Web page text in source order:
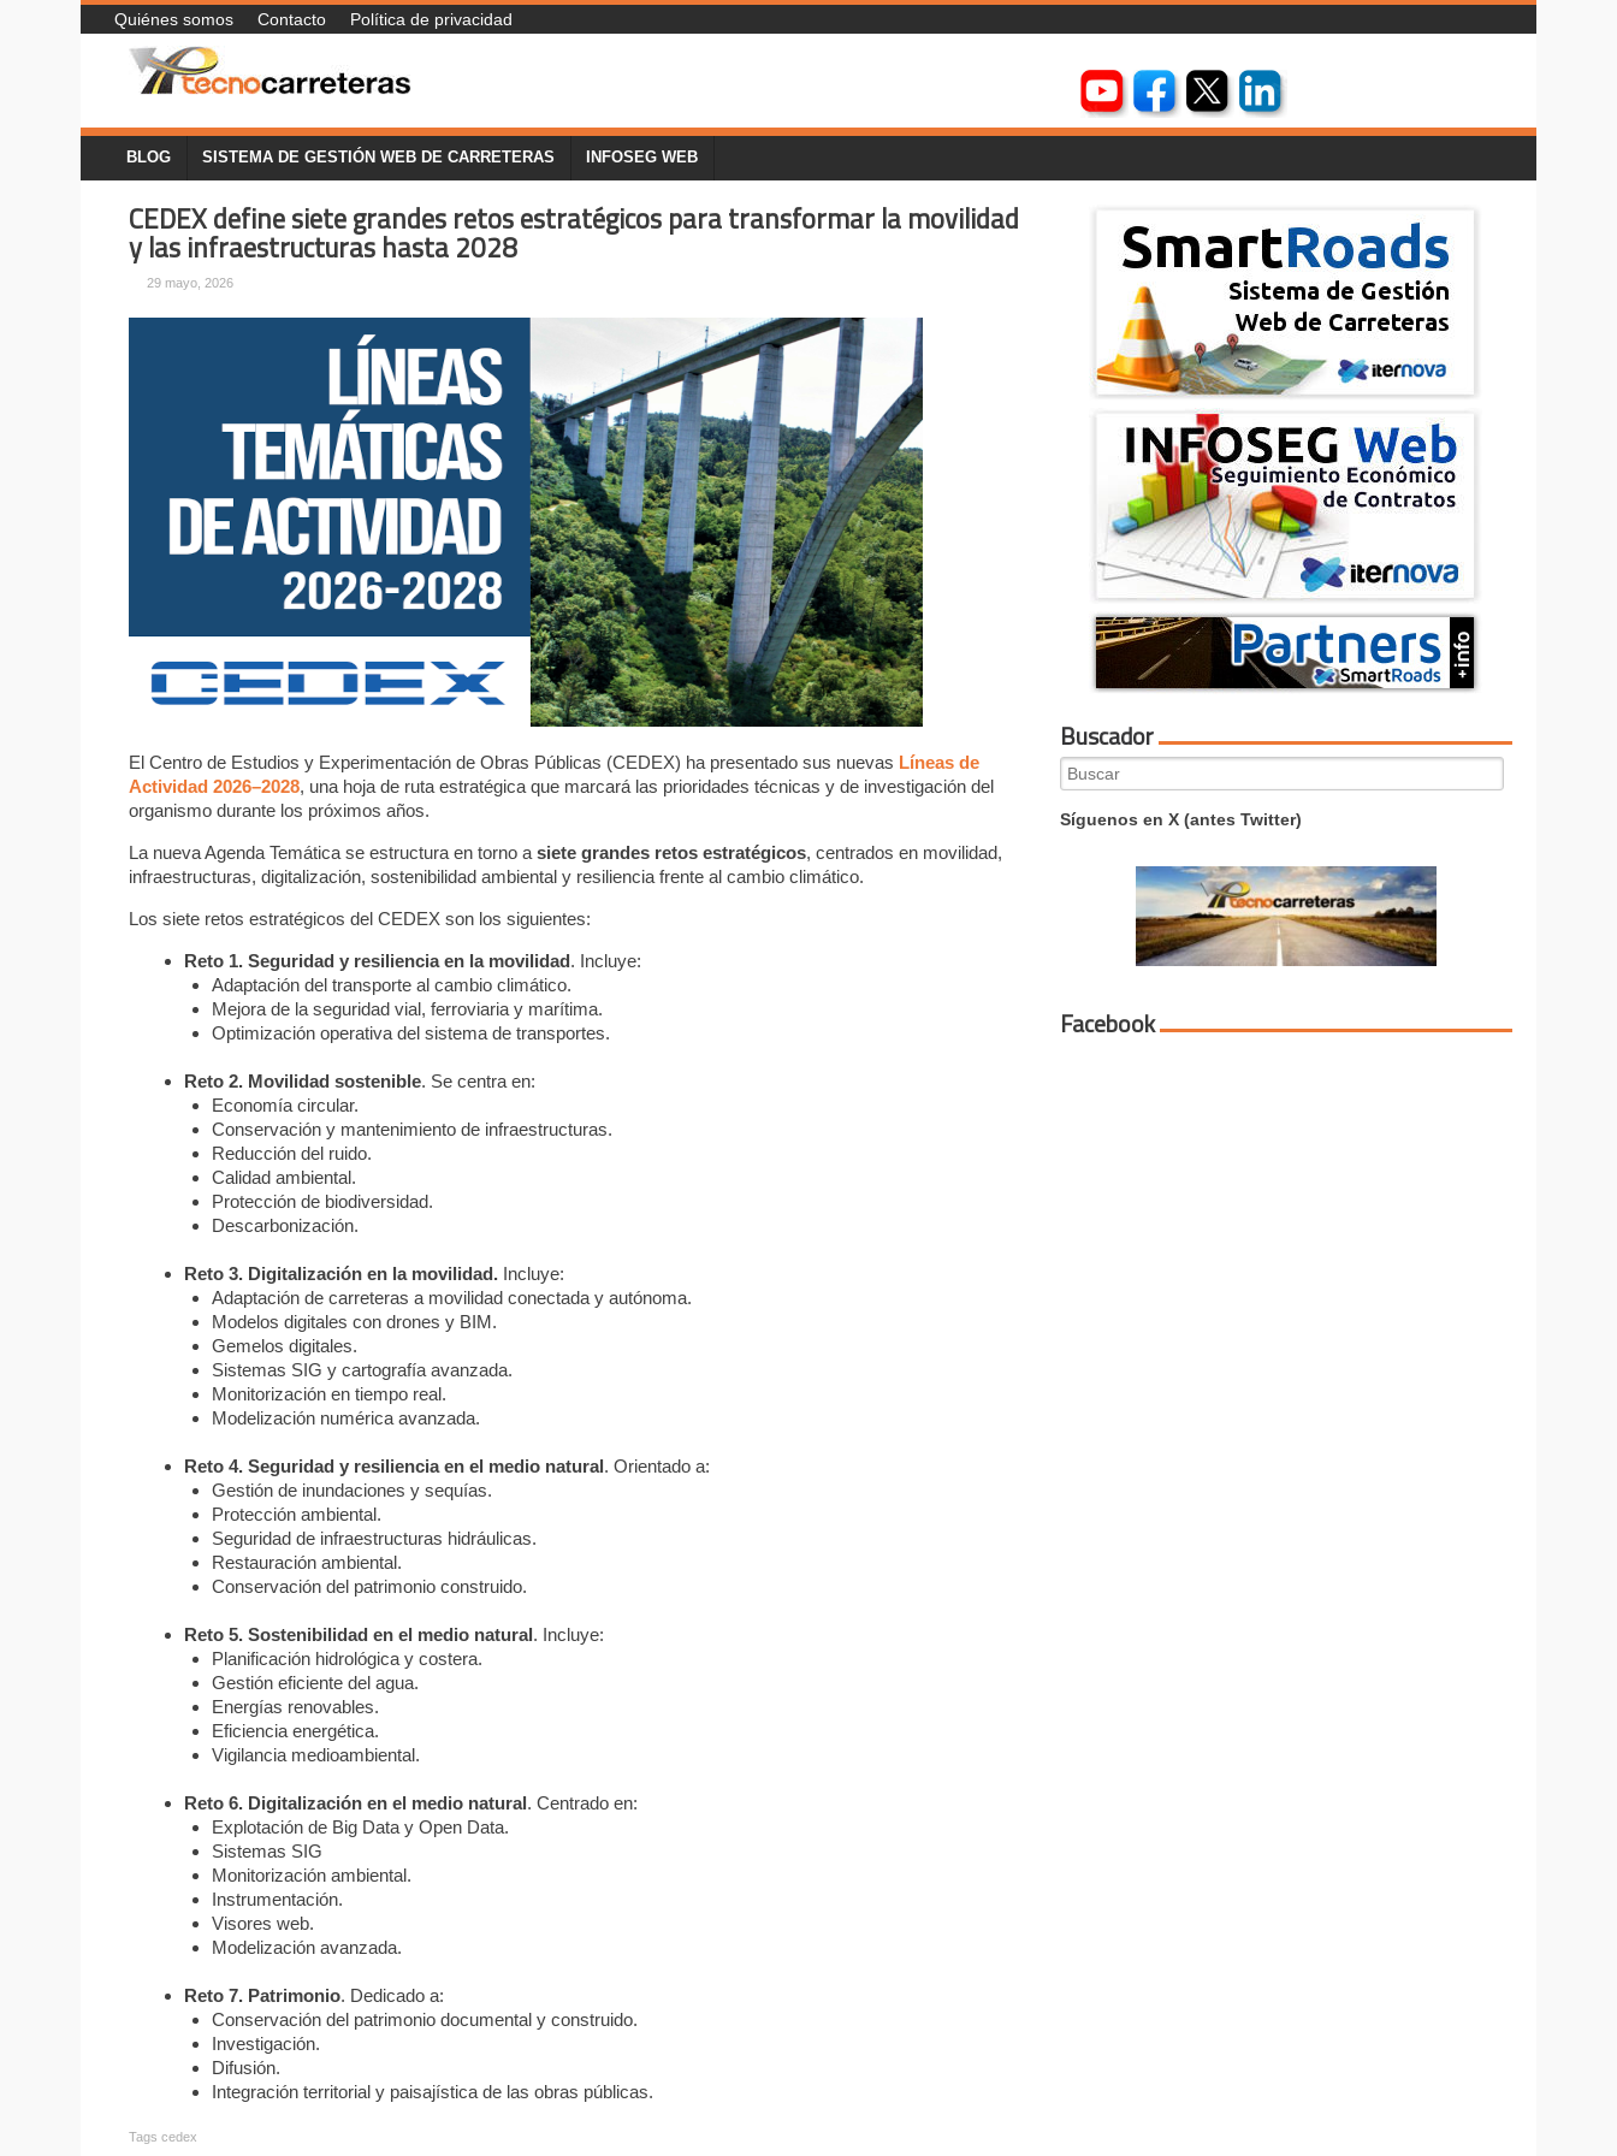
Quiénes somos Contacto Política de privacidad
BLOG SISTEMA DE GESTIÓN WEB DE CARRETERAS INFOSEG WEB
CEDEX define siete grandes retos estratégicos para transformar la movilidad
y las infraestructuras hasta 2028
29 mayo, 2026
El Centro de Estudios y Experimentación de Obras Públicas (CEDEX) ha presentado sus nuevas Líneas de
Actividad 2026–2028, una hoja de ruta estratégica que marcará las prioridades técnicas y de investigación del
organismo durante los próximos años.
La nueva Agenda Temática se estructura en torno asiete grandes retos estratégicos, centrados en movilidad,
infraestructuras, digitalización, sostenibilidad ambiental y resiliencia frente al cambio climático.
Los siete retos estratégicos del CEDEX son los siguientes:
Reto 1. Seguridad y resiliencia en la movilidad. Incluye:
Adaptación del transporte al cambio climático.
Mejora de la seguridad vial, ferroviaria y marítima.
Optimización operativa del sistema de transportes.
Reto 2. Movilidad sostenible. Se centra en:
Economía circular.
Conservación y mantenimiento de infraestructuras.
Reducción del ruido.
Calidad ambiental.
Protección de biodiversidad.
Descarbonización.
Reto 3. Digitalización en la movilidad. Incluye:
Adaptación de carreteras a movilidad conectada y autónoma.
Modelos digitales con drones y BIM.
Gemelos digitales.
Sistemas SIG y cartografía avanzada.
Monitorización en tiempo real.
Modelización numérica avanzada.
Reto 4. Seguridad y resiliencia en el medio natural. Orientado a:
Gestión de inundaciones y sequías.
Protección ambiental.
Seguridad de infraestructuras hidráulicas.
Restauración ambiental.
Conservación del patrimonio construido.
Reto 5. Sostenibilidad en el medio natural. Incluye:
Planificación hidrológica y costera.
Gestión eficiente del agua.
Energías renovables.
Eficiencia energética.
Vigilancia medioambiental.
Reto 6. Digitalización en el medio natural. Centrado en:
Explotación de Big Data y Open Data.
Sistemas SIG
Monitorización ambiental.
Instrumentación.
Visores web.
Modelización avanzada.
Reto 7. Patrimonio. Dedicado a:
Conservación del patrimonio documental y construido.
Investigación.
Difusión.
Integración territorial y paisajística de las obras públicas.
Tagscedex
Buscador
Search
for:
Síguenos en X (antes Twitter)
Facebook